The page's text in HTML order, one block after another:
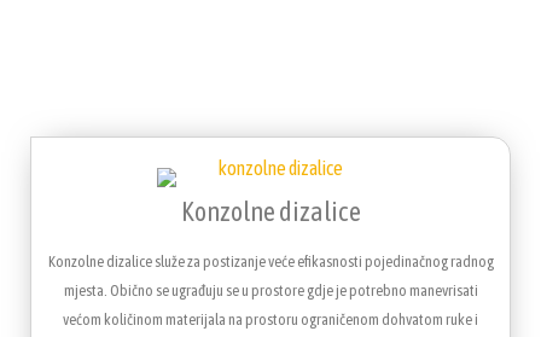
Konzolne dizalice
Konzolne dizalice služe za postizanje veće efikasnosti pojedinačnog radnog
mjesta. Obično se ugrađuju se u prostore gdje je potrebno manevrisati
većom količinom materijala na prostoru ograničenom dohvatom ruke i